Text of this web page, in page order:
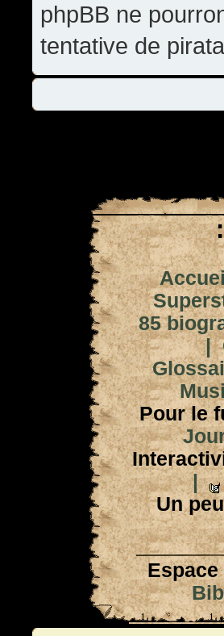
phpBB ne
tentative de
85
|
Pour le
|
Un